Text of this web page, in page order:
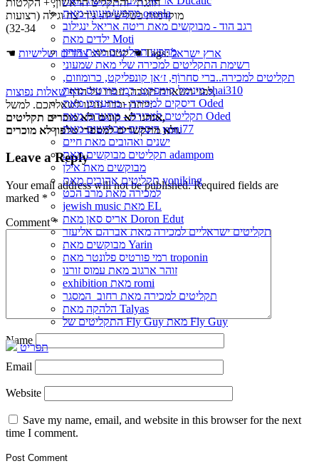
מחפש/מעונין מאת orenla
רגב הוד - מבוקשים מאת ריטה אריאל ינגילוב
ילדים מאת Moti
מחפש תקליטים מאת דורון
רשימת התקליטים למכירה שלי מאת שמעוני
תקליטים למכירה..ברי סחרוֹף, ז׳אן קונפליקט, כרומוזום,
מינימל קומפקט, רמי פורטיס מאת shai310
דיסקים למכירה - מתעדכן מאת Oded
תקליטים למכירה - מתעדכן מאת Oded
דיסקים מבוקשים מאת yoni77
ישנים ואהובים מאת חיים
תקליטים מבוקשים מאת adampom
מבוקשים מאת אילן
תקליטים אהובים מאת yoniking
למכירה מאת מרב הכט
jewish music מאת EL
אריס סאן מאת Doron Edut
תקליטים ישראליים למכירה מאת אברהם אליעזר
מבוקשים מאת Yarin
רמי פורטיס פלונטר מאת troponin
זוהר ארגוב מאת עמוס זורנו
exhibition מאת romi
תקליטים למכירה מאת רחוב_המסגר
הלהקה מאת Talyas
התקליטים של Fly Guy מאת Fly Guy
תפריט
מוקדמות כשלישייה: גידי צח וגילה (רצועות
32-34)
☚ קטגוריה:צמדים ושלישיות ☚ Tags:ארץ ישראל
לפני השארת תגובה, עברו על הדףשאלות נפוצות
,
ייתכן וכבר ענינו לשאלתכם. למשל:
אנחנו לא קונים ולא מוכרים תקליטים,
ולא מתקשרים למספרי טלפון לא מוכרים.
Leave a Reply
Your email address will not be published. Required fields are
marked *
Comment*
Name
Email
Website
Save my name, email, and website in this browser for the next
time I comment.